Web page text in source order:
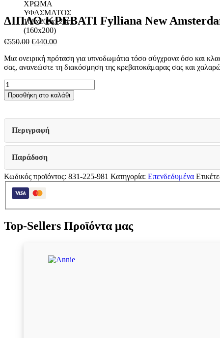
ΔΙΠΛΟ ΚΡΕΒΑΤΙ Fylliana New
€550.00 Original
was:
€550.00.
€440.00
τιμή
είναι:
Μια ονειρική πρόταση για υπνοδωμάτια τόσο σύγχρονα όσο και
σας, ανανεώστε τη διακόσμηση της κρεβατοκάμαρας σας και
ΔΙΠΛΟ
ΚΡΕΒΑΤΙ
Fylliana
Amsterdam
ΜΠΕΖ
ΧΡΩΜΑ
ΥΦΑΣΜΑΤΟΣ
160x208x124εκ
(160x200)
ποσότητα
Προσθήκη στο καλάθι
Περιγραφή
Παράδοση
Κωδικός προϊόντος: 831-225-981 Κατηγορία: Επενδεδυμένα
Top-Sellers Προϊόντα μας